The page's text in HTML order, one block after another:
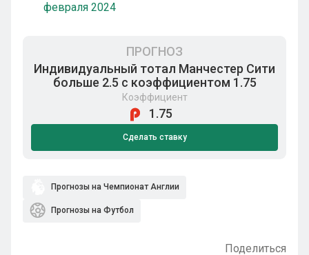
февраля 2024
ПРОГНОЗ
Индивидуальный тотал Манчестер Сити
больше 2.5 с коэффициентом 1.75
Коэффициент
1.75
Сделать ставку
Прогнозы на Чемпионат Англии
Прогнозы на Футбол
Поделиться